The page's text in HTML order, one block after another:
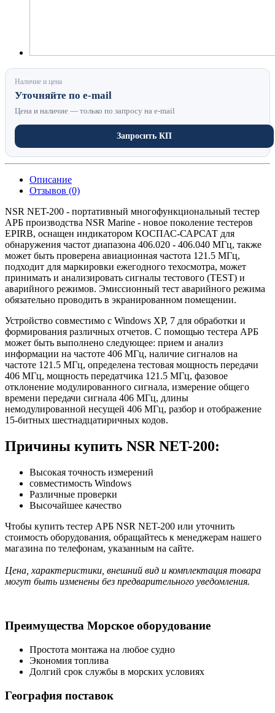
Наличие и цена
Уточняйте по e-mail
Цена и наличие — только по запросу на e-mail
Запросить КП
Описание
Отзывов (0)
NSR NET-200 - портативный многофункциональный тестер
АРБ производства NSR Marine - новое поколение тестеров
EPIRB, оснащен индикатором КОСПАС-САРСАТ для
обнаружения частот диапазона 406.020 - 406.040 МГц, также
может быть проверена авиационная частота 121.5 МГц,
подходит для маркировки ежегодного техосмотра, может
принимать и анализировать сигналы тестового (TEST) и
аварийного режимов. Эмиссионный тест аварийного режима
обязательно проводить в экранированном помещении.
Устройство совместимо с Windows XP, 7 для обработки и
формирования различных отчетов. С помощью тестера АРБ
может быть выполнено следующее: прием и анализ
информации на частоте 406 МГц, наличие сигналов на
частоте 121.5 МГц, определена тестовая мощность передачи
406 МГц, мощность передатчика 121.5 МГц, фазовое
отклонение модулированного сигнала, измерение общего
времени передачи сигнала 406 МГц, длины
немодулированной несущей 406 МГц, разбор и отображение
15-битных шестнадцатиричных кодов.
Причины купить NSR NET-200:
Высокая точность измерений
совместимость Windows
Различные проверки
Высочайшее качество
Чтобы купить тестер АРБ NSR NET-200 или уточнить
стоимость оборудования, обращайтесь к менеджерам нашего
магазина по телефонам, указанным на сайте.
Цена, характеристики, внешний вид и комплектация товара
могут быть изменены без предварительного уведомления.
Преимущества Морское оборудование
Простота монтажа на любое судно
Экономия топлива
Долгий срок службы в морских условиях
География поставок